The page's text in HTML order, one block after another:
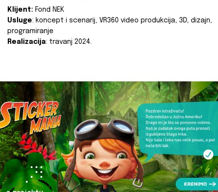
Klijent: Fond NEK
Usluge: koncept i scenarij, VR360 video produkcija, 3D, dizajn,
programiranje
Realizacija: travanj 2024.